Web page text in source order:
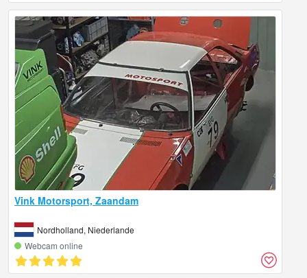
Vink Motorsport, Zaandam
Nordholland, Niederlande
Webcam online